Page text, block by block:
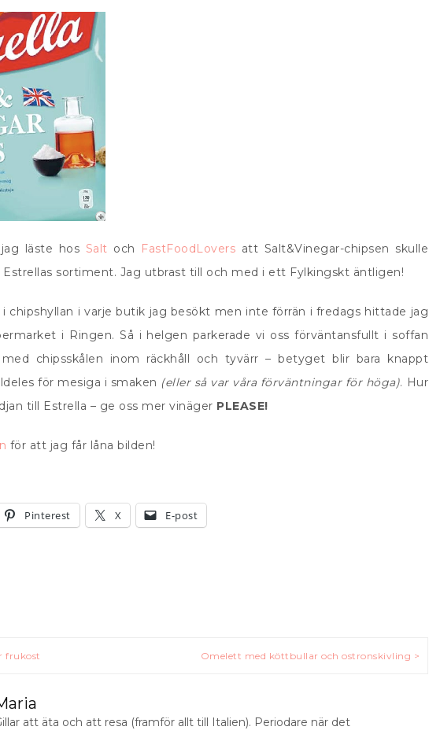
läste hos Salt och FastFoodLovers att Salt&Vinegar-chipsen skulle
Estrellas sortiment. Jag utbrast till och med i ett Fylkingskt äntligen!
chipshyllan i varje butik jag besökt men inte förrän i fredags hittade jag
i Ringen. Så i helgen parkerade vi oss förväntansfullt i soffan
chipsskålen inom räckhåll och tyvärr – betyget blir bara knappt
för mesiga i smaken (eller så var våra förväntningar för höga). Hur
till Estrella – ge oss mer vinäger PLEASE!
för att jag får låna bilden!
Pinterest X E-post
frukost Omelett med köttbullar och ostronskivling >
att äta och att resa (framför allt till Italien). Periodare när det